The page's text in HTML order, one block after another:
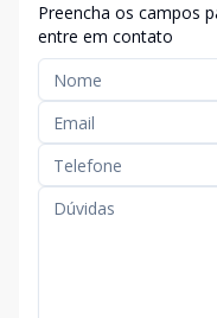
Preencha os campos
entre em contato